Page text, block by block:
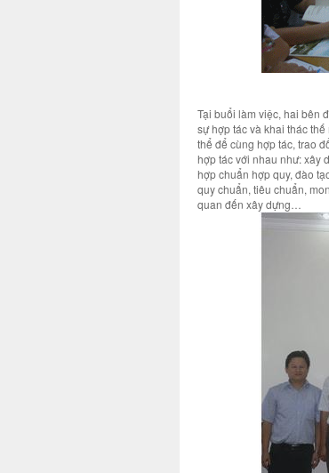
Tại buổi làm việc, hai bên
sự hợp tác và khai thác
thể để cùng hợp tác, trao
hợp tác với nhau như: xây
hợp chuẩn hợp quy, đào
quy chuẩn, tiêu chuẩn,
quan đến xây dựng…